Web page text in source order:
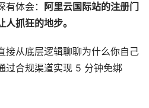
体会：
阿里云国际站的注册门
抓狂的地步。
接从底层逻辑聊聊为什么你自己
过合规渠道实现 5 分钟免绑